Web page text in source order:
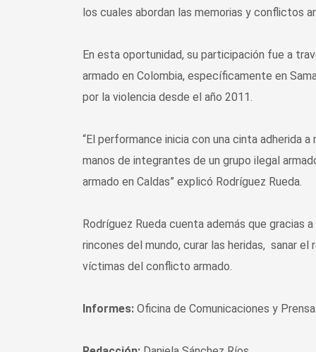
los cuales abordan las memorias y conflictos
En esta oportunidad, su participación fue a
armado en Colombia, específicamente en
por la violencia desde el año 2011.
“El performance inicia con una cinta adherida
manos de integrantes de un grupo ilegal
armado en Caldas” explicó Rodríguez Rueda.
Rodríguez Rueda cuenta además que gracias
rincones del mundo, curar las heridas, sanar
víctimas del conflicto armado.
Informes: Oficina de Comunicaciones y